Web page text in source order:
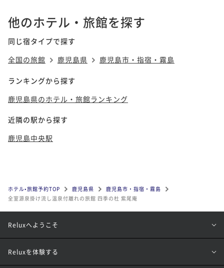
他のホテル・旅館を探す
同じ宿タイプで探す
全国の旅館
鹿児島県 鹿児島市・指宿・霧島
ランキングから探す
鹿児島県のホテル・旅館ランキング
近隣の駅から探す
鹿児島中央駅
ホテル•旅館予約TOP 鹿児島県
鹿児島市・指宿・霧島
全室源泉掛け流し温泉付離れの旅館 四季の杜 紫尾庵
Reluxへようこそ
Reluxを体験する